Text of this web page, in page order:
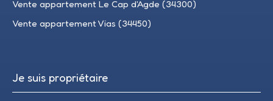
Vente appartement Le Cap d'Agde (34300)
Vente appartement Vias (34450)
Je suis propriétaire